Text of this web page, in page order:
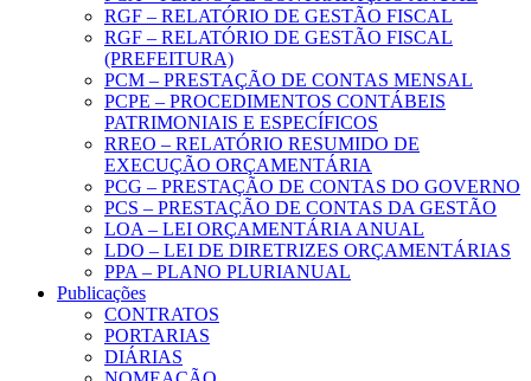
RGF – RELATÓRIO DE GESTÃO FISCAL
RGF – RELATÓRIO DE GESTÃO FISCAL
(PREFEITURA)
PCM – PRESTAÇÃO DE CONTAS MENSAL
PCPE – PROCEDIMENTOS CONTÁBEIS
PATRIMONIAIS E ESPECÍFICOS
RREO – RELATÓRIO RESUMIDO DE
EXECUÇÃO ORÇAMENTÁRIA
PCG – PRESTAÇÃO DE CONTAS DO GOVERNO
PCS – PRESTAÇÃO DE CONTAS DA GESTÃO
LOA – LEI ORÇAMENTÁRIA ANUAL
LDO – LEI DE DIRETRIZES ORÇAMENTÁRIAS
PPA – PLANO PLURIANUAL
Publicações
CONTRATOS
PORTARIAS
DIÁRIAS